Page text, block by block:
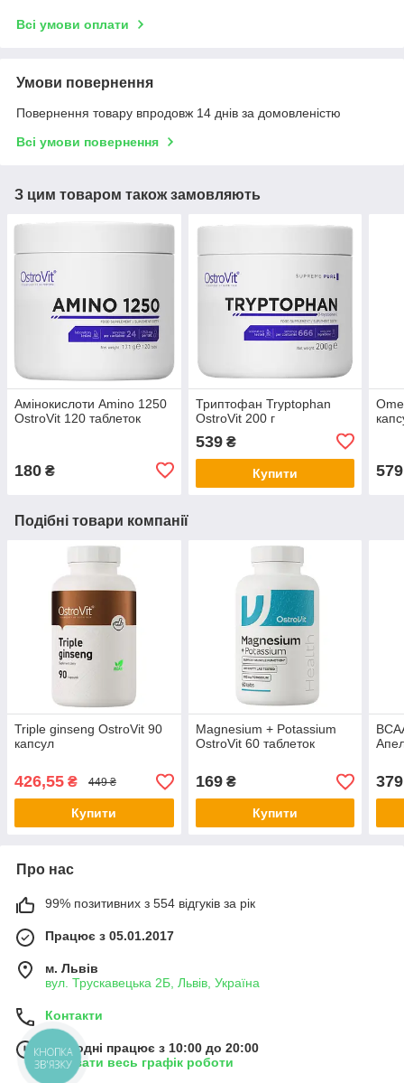
Всі умови оплати
Умови повернення
Повернення товару впродовж 14 днів за домовленістю
Всі умови повернення
З цим товаром також замовляють
Амінокислоти Amino 1250
OstroVit 120 таблеток
180 ₴
Триптофан Tryptophan
OstroVit 200 г
539₴
Купити 579
Подібні товари компанії
Triple ginseng OstroVit 90
капсул
426,55 ₴ 449 ₴
Купити
Magnesium + Potassium
OstroVit 60 таблеток
169₴
Купити
379
Про нас
99% позитивних з 554 відгуків за рік
Працює з 05.01.2017
м. Львів
вул. Трускавецька 2Б, Львів, Україна
Контакти
Сьогодні працює з 10:00 до 20:00
Показати весь графік роботи
КНОПКА
ЗВ'ЯЗКУ